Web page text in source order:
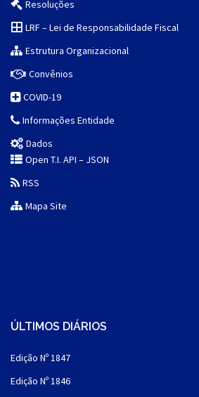
Resoluções
LRF – Lei de Responsabilidade Fiscal
Estrutura Organizacional
Convênios
COVID-19
Informações Entidade
Dados
Open T.I. API – JSON
RSS
Mapa Site
ÚLTIMOS DIÁRIOS
Edição Nº 1847
Edição Nº 1846